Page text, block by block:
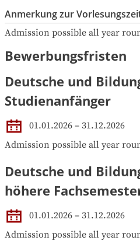
Anmerkung zur
Admission possible all year
Bewerbungsfristen
Deutsche und
Studienanfänger
01.01.2026 – 31.12.2026
Admission possible all year
Deutsche und
höhere
01.01.2026 – 31.12.2026
Admission possible all year